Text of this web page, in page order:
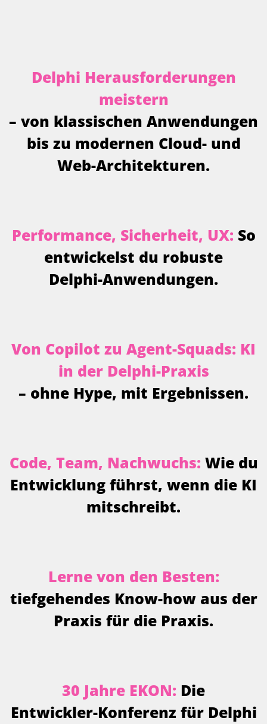
Delphi Herausforderungen
meistern
– von klassischen Anwendungen
bis zu modernen Cloud- und
Web-Architekturen.
Performance, Sicherheit, UX: So
entwickelst du robuste
Delphi-Anwendungen.
Von Copilot zu Agent-Squads: KI
in der Delphi-Praxis
– ohne Hype, mit Ergebnissen.
Code, Team, Nachwuchs: Wie du
Entwicklung führst, wenn die KI
mitschreibt.
Lerne von den Besten:
tiefgehendes Know-how aus der
Praxis für die Praxis.
30 Jahre EKON: Die
Entwickler-Konferenz für Delphi